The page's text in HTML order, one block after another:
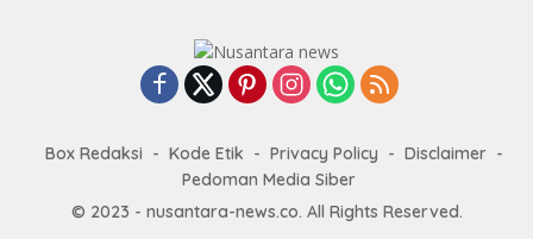
Box Redaksi Kode Etik Privacy Policy
Disclaimer
Pedoman Media Siber
© 2023 - nusantara-news.co. All Rights Reserved.